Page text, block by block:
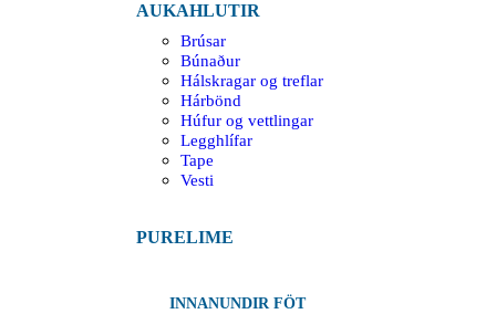
AUKAHLUTIR
Brúsar
Búnaður
Hálskragar og treflar
Hárbönd
Húfur og vettlingar
Legghlífar
Tape
Vesti
PURELIME
INNANUNDIR FÖT